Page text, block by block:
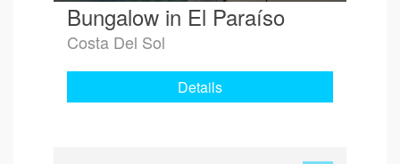
Bungalow in El Paraíso
Costa Del Sol
Details